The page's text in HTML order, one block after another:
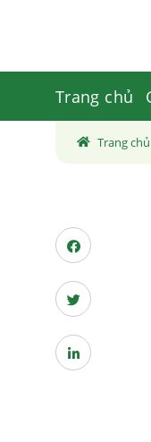
Trang chủ
Trang chủ